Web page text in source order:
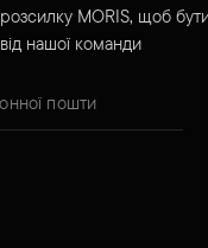
MORIS, щоб
нашої команди